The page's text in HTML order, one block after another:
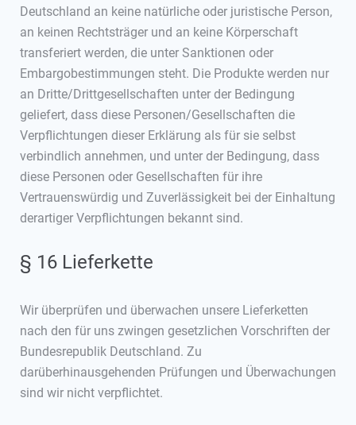
Deutschland an keine natürliche oder juristische Person,
an keinen Rechtsträger und an keine Körperschaft
transferiert werden, die unter Sanktionen oder
Embargobestimmungen steht. Die Produkte werden nur
an Dritte/Drittgesellschaften unter der Bedingung
geliefert, dass diese Personen/Gesellschaften die
Verpflichtungen dieser Erklärung als für sie selbst
verbindlich annehmen, und unter der Bedingung, dass
diese Personen oder Gesellschaften für ihre
Vertrauenswürdig und Zuverlässigkeit bei der Einhaltung
derartiger Verpflichtungen bekannt sind.
§ 16 Lieferkette
Wir überprüfen und überwachen unsere Lieferketten
nach den für uns zwingen gesetzlichen Vorschriften der
Bundesrepublik Deutschland. Zu
darüberhinausgehenden Prüfungen und Überwachungen
sind wir nicht verpflichtet.